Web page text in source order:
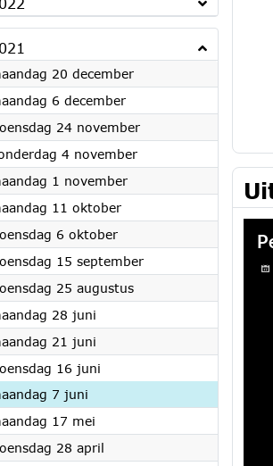
20 december2021
6 december2021
24 november2021
4 november2021
1 november2021
11 oktober2021
6 oktober2021
15 september2021
25 augustus2021
28 juni
21 juni
16 juni
7 juni
17 mei
28 april